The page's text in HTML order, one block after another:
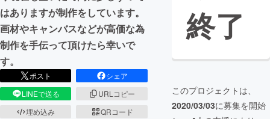
はありますが制作をしています。
画材やキャンバスなどが高価な為
制作を手伝って頂けたら幸いで
す。
ポスト
シェア
LINEで送る
URLコピー
埋め込み
QRコード
終了
このプロジェクトは、
2020/03/03に募集を開始